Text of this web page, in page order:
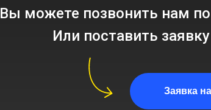
Вы можете позвонить нам
Или поставить
Заявка